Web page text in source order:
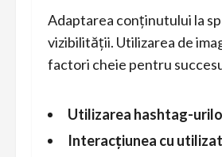
Adaptarea conținutului la
vizibilității. Utilizarea de
factori cheie pentru
Utilizarea hashtag-
Interacțiunea cu